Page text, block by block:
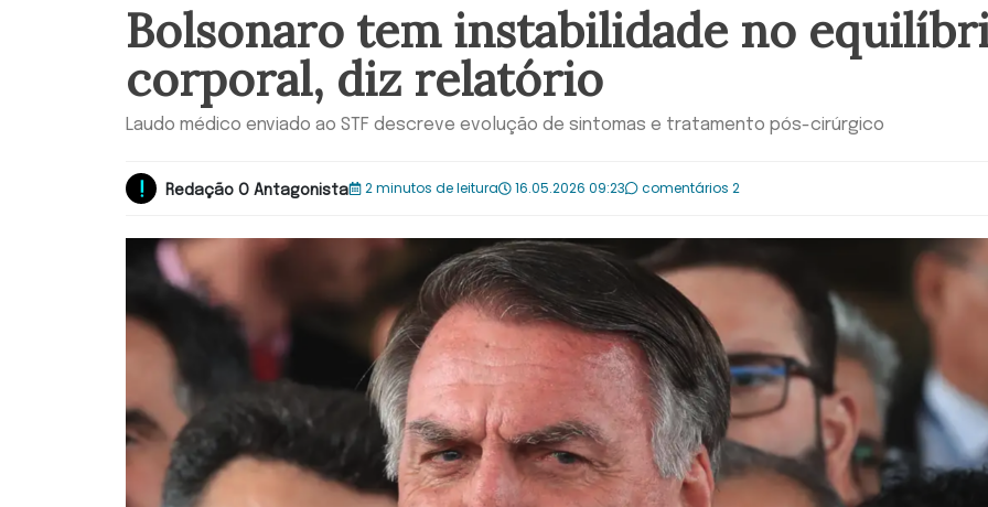
Bolsonaro tem instabilidade no
corporal, diz relatório
Laudo médico enviado ao STF descreve evolução de sintomas e tratamento pós-cirúrgico
Redação O Antagonista 2 minutos de leitura 16.05.2026 09:23 comentários 2